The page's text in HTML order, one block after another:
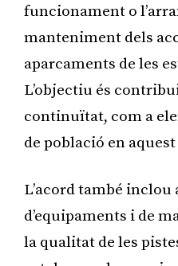
funcionament o
manteniment dels
aparcaments de les
L’objectiu és
continuïtat, com a
de població en
L’acord també inclou
d’equipaments i de
la qualitat de les